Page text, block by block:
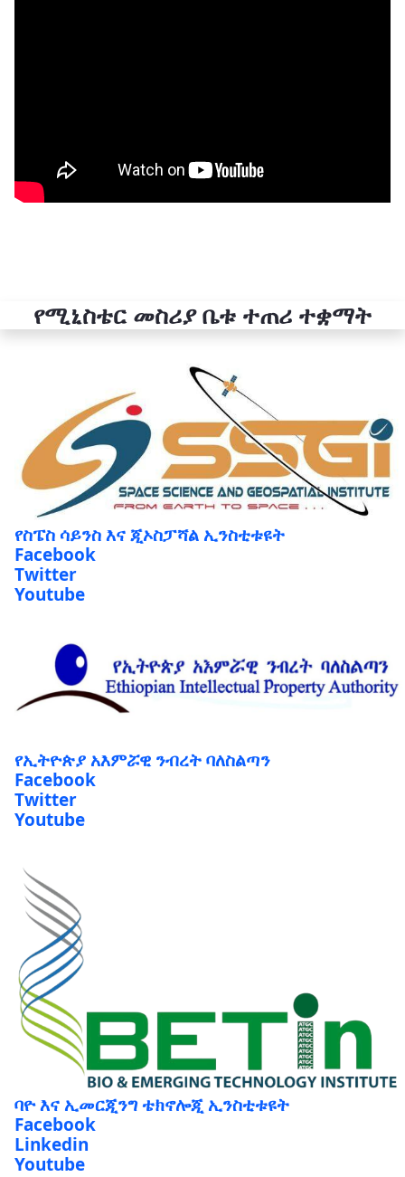
የሚኒስቴር መስሪያ ቤቱ ተጠሪ ተቋማት
የስፔስ ሳይንስ እና ጂኦስፓሻል ኢንስቲቱዩት
Facebook
Twitter
Youtube
የኢትዮጵያ አእምሯዊ ንብረት ባለስልጣን
Facebook
Twitter
Youtube
ባዮ እና ኢመርጂንግ ቴክኖሎጂ ኢንስቲቱዩት
Facebook
Linkedin
Youtube